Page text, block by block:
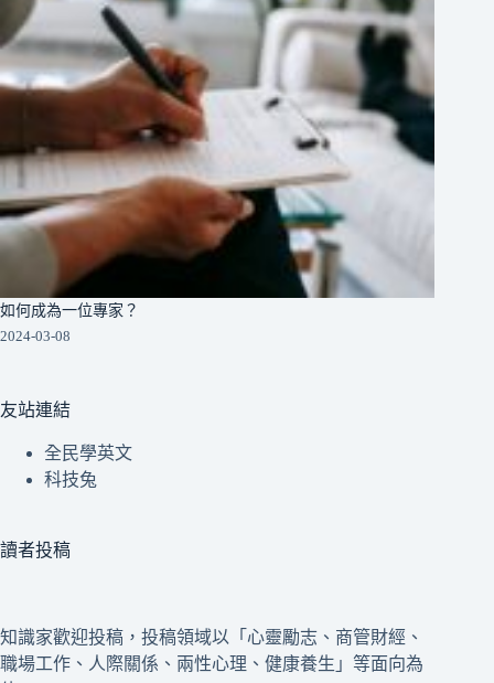
如何成為一位專家？
2024-03-08
友站連結
全民學英文
科技兔
讀者投稿
知識家歡迎投稿，投稿領域以「心靈勵志、商管財經、
職場工作、人際關係、兩性心理、健康養生」等面向為